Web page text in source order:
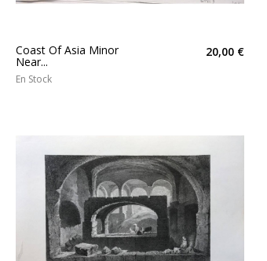
Coast Of Asia Minor
Near...
20,00 €
En Stock